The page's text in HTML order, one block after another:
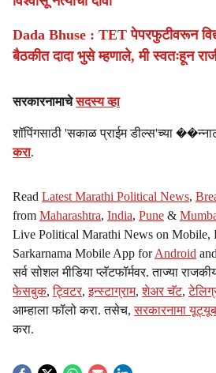
Dada Bhuse : TET पेपरफुटीवरून
बैठकीत दादा भुसे म्हणाले, मी स्वतःहून
सरकारनामाचेसदस्य व्हा
शॉपिंगसाठी 'सकाळ प्राईम डील्स'च्या
करा.
Read Latest Marathi Political News,
from Maharashtra, India, Pune &
Live Political Marathi News on Mobile,
Sarkarnama Mobile App forAndroid and
सर्व सोशल मीडिया प्लॅटफॉर्मवर. ताज्या
फेसबुक,ट्विटर,इन्स्टाग्राम,शेअर चॅट,
आम्हाला फॉलो करा. तसेच,सरकारनामा
करा.